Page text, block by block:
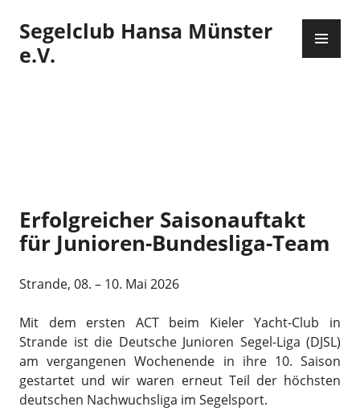
Inhalt
springen
Segelclub Hansa Münster
e.V.
Erfolgreicher Saisonauftakt
für Junioren-Bundesliga-Team
Strande, 08. – 10. Mai 2026
Mit dem ersten ACT beim Kieler Yacht-Club in
Strande ist die Deutsche Junioren Segel-Liga (DJSL)
am vergangenen Wochenende in ihre 10. Saison
gestartet und wir waren erneut Teil der höchsten
deutschen Nachwuchsliga im Segelsport.